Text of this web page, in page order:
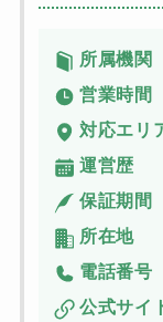
所属機関
営業時間
対応エリ
運営歴
保証期間
所在地
電話番号
公式サイ